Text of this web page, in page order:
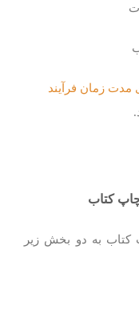
مدت زمان فرآیند
کتاب
کتاب به دو بخش زیر